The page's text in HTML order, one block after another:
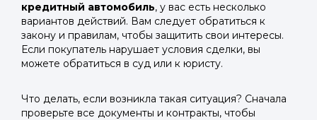
кредитный автомобиль, у вас есть несколько
вариантов действий. Вам следует обратиться к
закону и правилам, чтобы защитить свои интересы.
Если покупатель нарушает условия сделки, вы
можете обратиться в суд или к юристу.
Что делать, если возникла такая ситуация? Сначала
проверьте все документы и контракты, чтобы